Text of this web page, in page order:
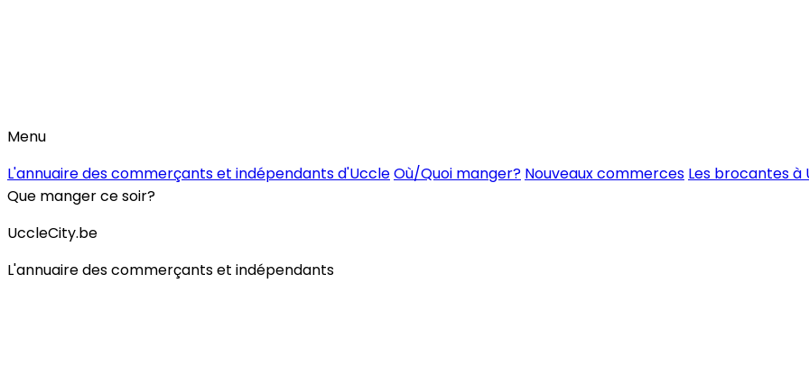
Menu
L'annuaire des commerçants et indépendants d'UccleOù/Quoi manger? Nouveaux commerces Les brocantes à
Que manger ce soir?
UccleCity.be
L'annuaire des commerçants et indépendants